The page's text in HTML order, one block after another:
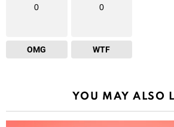
0
OMG
0
WTF
YOU MAY ALSO